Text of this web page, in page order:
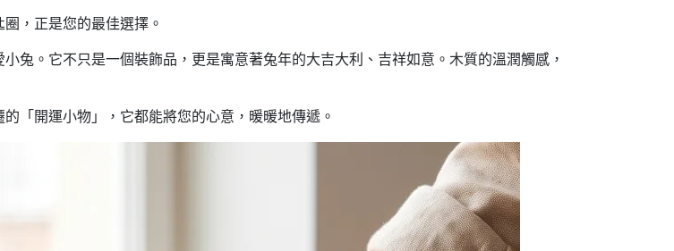
，正是您的最佳選擇。
兔。它不只是一個裝飾品，更是寓意著兔年的大吉大利、吉祥如意。木質的溫潤觸感，
「開運小物」，它都能將您的心意，暖暖地傳遞。